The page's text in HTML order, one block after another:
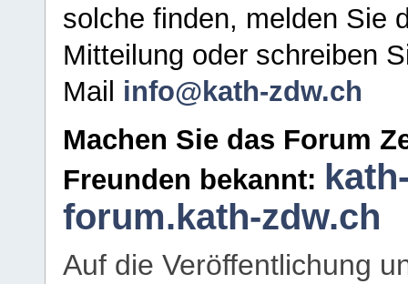
solche finden, melden Sie
Mitteilung oder schreiben
Mail info@kath-zdw.ch
Machen Sie das Forum
Freunden bekannt:
forum.kath-zdw.ch
Auf die Veröffentlichung